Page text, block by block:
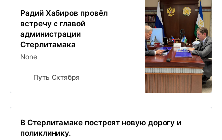
Радий Хабиров провёл
встречу с главой
администрации
Стерлитамака
None
Путь Октября
В Стерлитамаке построят новую дорогу и
поликлинику.